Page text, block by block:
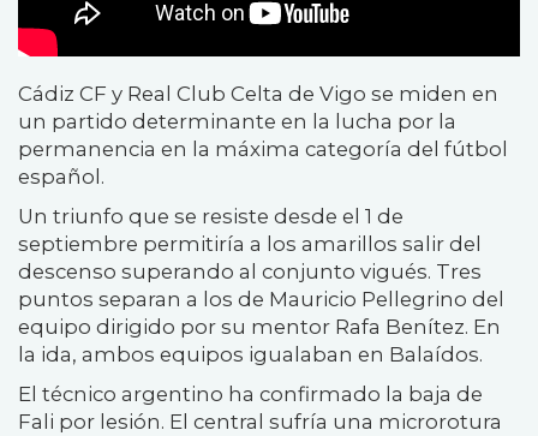
Cádiz CF y Real Club Celta de Vigo se miden en
un partido determinante en la lucha por la
permanencia en la máxima categoría del fútbol
español.
Un triunfo que se resiste desde el 1 de
septiembre permitiría a los amarillos salir del
descenso superando al conjunto vigués. Tres
puntos separan a los de Mauricio Pellegrino del
equipo dirigido por su mentor Rafa Benítez. En
la ida, ambos equipos igualaban en Balaídos.
El técnico argentino ha confirmado la baja de
Fali por lesión. El central sufría una microrotura